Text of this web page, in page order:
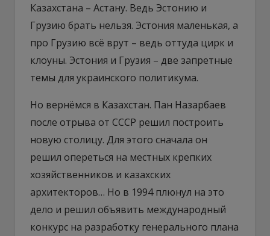
Казахстана – Астану. Ведь Эстонию и
Грузию брать нельзя. Эстония маленькая, а
про Грузию всё врут – ведь оттуда цирк и
клоуны. Эстония и Грузия – две запретные
темы для украинского политикума.
Но вернёмся в Казахстан. Пан Назарбаев
после отрыва от СССР решил построить
новую столицу. Для этого сначала он
решил опереться на местных крепких
хозяйственников и казахских
архитекторов… Но в 1994 плюнул на это
дело и решил объявить международный
конкурс на разработку генерального плана